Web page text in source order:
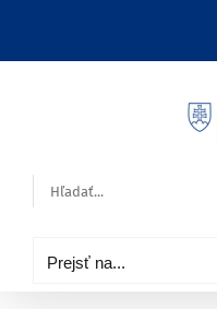
Hľadať:
Prejsť na...